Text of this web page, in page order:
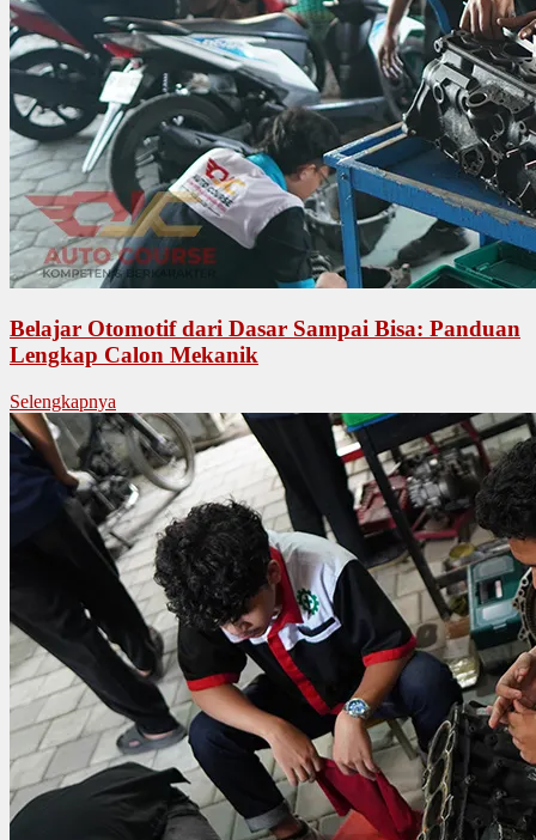
Belajar Otomotif dari Dasar Sampai Bisa: Panduan
Lengkap Calon Mekanik
Selengkapnya